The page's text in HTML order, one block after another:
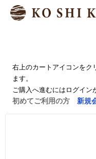
右上のカートアイコンをク
ます。
ご購入へ進むにはログイン
初めてご利用の方 新規